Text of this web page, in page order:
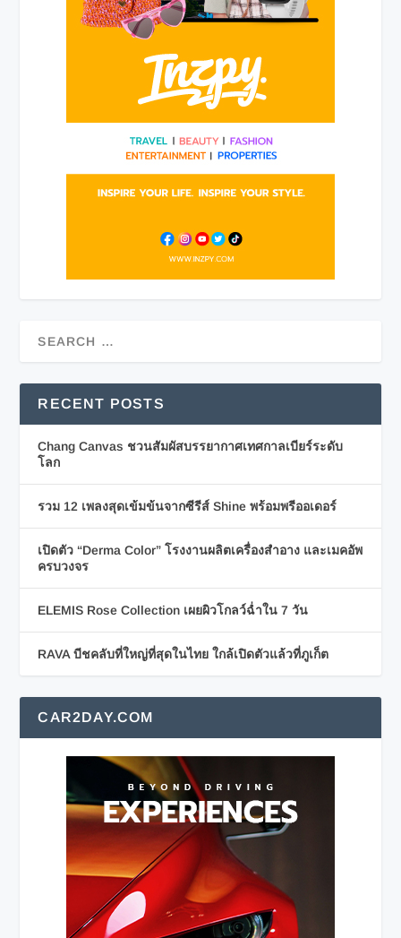
RECENT POSTS
Chang Canvas ชวนสัมผัสบรรยากาศเทศกาลเบียร์ระดับ
โลก
รวม 12 เพลงสุดเข้มข้นจากซีรีส์ Shine พร้อมพรีออเดอร์
เปิดตัว “Derma Color” โรงงานผลิตเครื่องสำอาง และเมคอัพ
ครบวงจร
ELEMIS Rose Collection เผยผิวโกลว์ฉ่ำใน 7 วัน
RAVA บีชคลับที่ใหญ่ที่สุดในไทย ใกล้เปิดตัวแล้วที่ภูเก็ต
CAR2DAY.COM